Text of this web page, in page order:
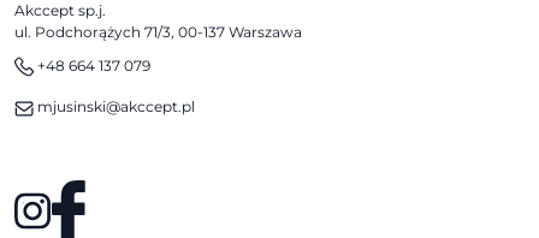
Akccept sp.j.
ul. Podchorążych 71/3, 00-137 Warszawa
+48 664 137 079
mjusinski@akccept.pl